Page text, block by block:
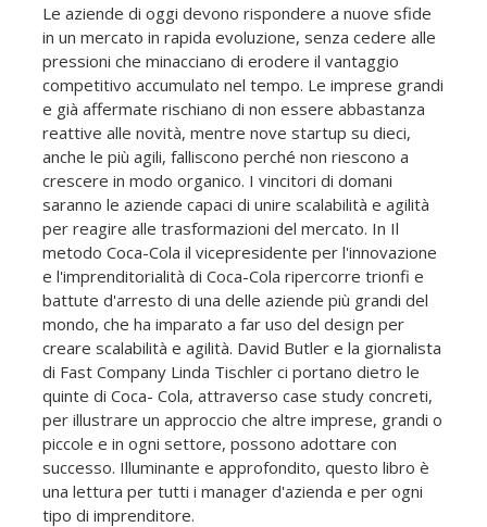
Le aziende di oggi devono rispondere a nuove sfide
in un mercato in rapida evoluzione, senza cedere alle
pressioni che minacciano di erodere il vantaggio
competitivo accumulato nel tempo. Le imprese grandi
e già affermate rischiano di non essere abbastanza
reattive alle novità, mentre nove startup su dieci,
anche le più agili, falliscono perché non riescono a
crescere in modo organico. I vincitori di domani
saranno le aziende capaci di unire scalabilità e agilità
per reagire alle trasformazioni del mercato. In Il
metodo Coca-Cola il vicepresidente per l'innovazione
e l'imprenditorialità di Coca-Cola ripercorre trionfi e
battute d'arresto di una delle aziende più grandi del
mondo, che ha imparato a far uso del design per
creare scalabilità e agilità. David Butler e la giornalista
di Fast Company Linda Tischler ci portano dietro le
quinte di Coca- Cola, attraverso case study concreti,
per illustrare un approccio che altre imprese, grandi o
piccole e in ogni settore, possono adottare con
successo. Illuminante e approfondito, questo libro è
una lettura per tutti i manager d'azienda e per ogni
tipo di imprenditore.